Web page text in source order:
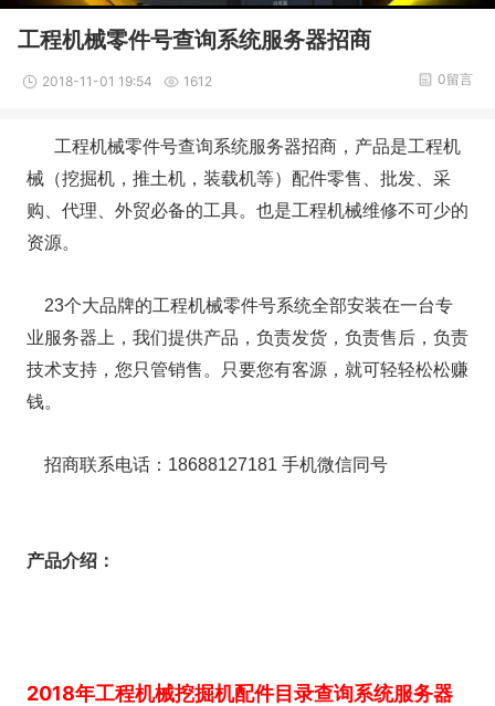
工程机械零件号查询系统服务器招商
2018-11-01 19:54 1612 0留言
工程机械零件号查询系统服务器招商，产品是工程机
械（挖掘机，推土机，装载机等）配件零售、批发、采
购、代理、外贸必备的工具。也是工程机械维修不可少的
资源。
23个大品牌的工程机械零件号系统全部安装在一台专
业服务器上，我们提供产品，负责发货，负责售后，负责
技术支持，您只管销售。只要您有客源，就可轻轻松松赚
钱。
招商联系电话：18688127181 手机微信同号
产品介绍：
2018年工程机械挖掘机配件目录查询系统服务器